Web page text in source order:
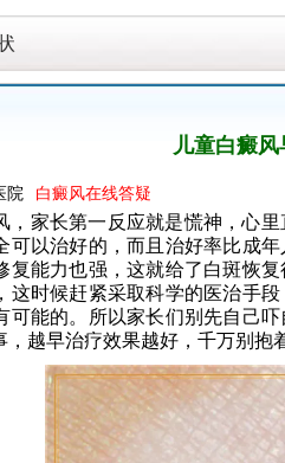
儿童白癜
院 白癜风在线答疑
，家长第一反应就是慌神，心
可以治好的，而且治好率比成
复能力也强，这就给了白斑恢
这时候赶紧采取科学的医治手
可能的。所以家长们别先自己
越早治疗效果越好，千万别抱